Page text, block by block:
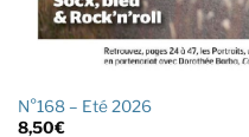
N°168 – Eté 2026
8,50€